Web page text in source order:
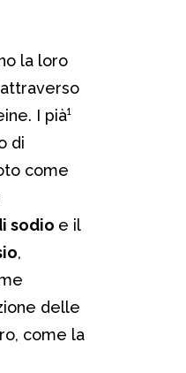
la loro
I pià¹
di
come
sodio e il
,
delle
come la